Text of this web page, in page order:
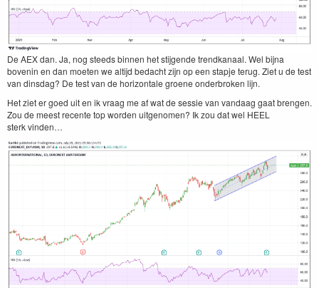
De AEXdan. Ja, nog steeds bin­nen het sti­j­gende trend­kanaal. Wel bij­na
bovenin en dan moeten we alti­jd bedacht zijn op een stap­je terug. Ziet u de test
van dins­dag? De test van de hor­i­zon­tale groene onder­bro­ken lijn.
Het ziet er goed uit en ik vraag me af wat de sessie van van­daag gaat bren­gen.
Zou de meest recente top wor­den uitgenomen? Ik zou dat wel HEEL
sterk vinden…